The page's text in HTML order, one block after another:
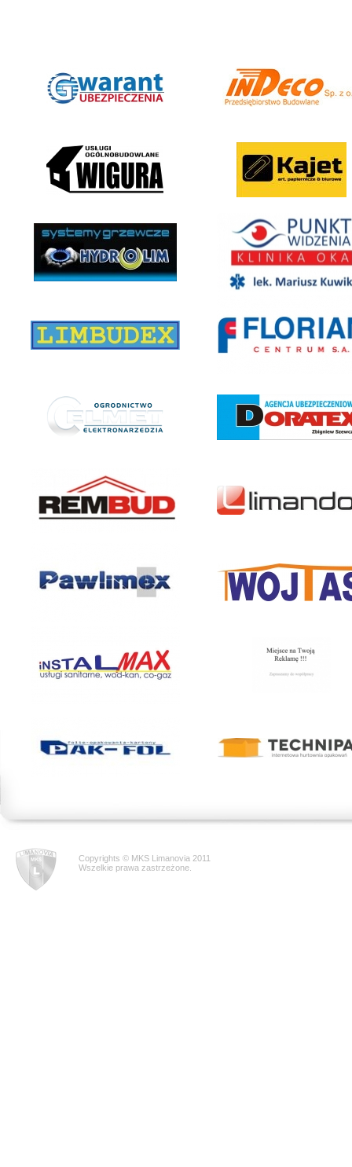
Copyrights © MKS Limanovia 2011
Wszelkie prawa zastrzeżone.